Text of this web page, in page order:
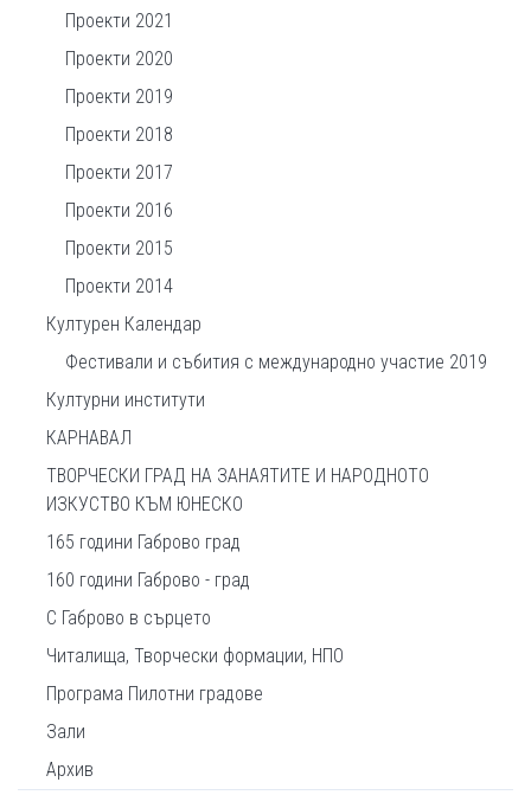
Проекти 2021
Проекти 2020
Проекти 2019
Проекти 2018
Проекти 2017
Проекти 2016
Проекти 2015
Проекти 2014
Културен Календар
Фестивали и събития с международно участие 2019
Културни институти
КАРНАВАЛ
ТВОРЧЕСКИ ГРАД НА ЗАНАЯТИТЕ И НАРОДНОТО
ИЗКУСТВО КЪМ ЮНЕСКО
165 години Габрово град
160 години Габрово - град
С Габрово в сърцето
Читалища, Творчески формации, НПО
Програма Пилотни градове
Зали
Архив